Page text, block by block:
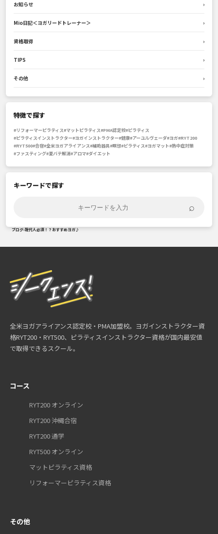
お知らせ ›
Mio日記＜ヨガリードトレーナー＞ ›
資格取得 ›
TIPS ›
その他 ›
特徴で探す
#リフォーマーピラティス#マットピラティス#PMA認定校#ピラティス
#ピラティスインストラクター#ヨガインストラクター#健康#アーユルヴェーダ#ヨガ#RYT200
#RYT500#合宿#全米ヨガアライアンス#補助器具#瞑想#ピラティス#ヨガマット#熱中症対策
#ファスティング#夏バテ解消#アロマ#ダイエット
キーワードで探す
⌕
ブログ›現代人必須！？おすすめヨガ♪
全米ヨガアライアンス認定校・PMA加盟校。ヨガインストラクター資
格RYT200・RYT500、ピラティスインストラクター資格が国内最安値
で取得できるスクール。
コース
RYT200 オンライン
RYT200 沖縄合宿
RYT200 通学
RYT500 オンライン
マットピラティス資格
リフォーマーピラティス資格
その他